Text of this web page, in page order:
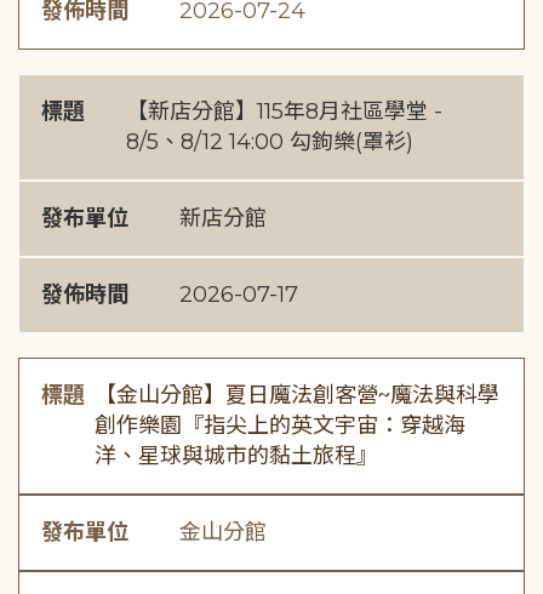
發佈時間 2026-07-24
標題
【新店分館】115年8月社區學堂 -
8/5、8/12 14:00 勾鉤樂(罩衫)
發布單位 新店分館
發佈時間 2026-07-17
標題
【金山分館】夏日魔法創客營~魔法與科學
創作樂園『指尖上的英文宇宙：穿越海
洋、星球與城市的黏土旅程』
發布單位 金山分館